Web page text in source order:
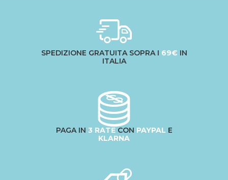
SPEDIZIONE GRATUITA SOPRA I 69€ IN
ITALIA
PAGA IN 3 RATECON PAYPAL E
KLARNA